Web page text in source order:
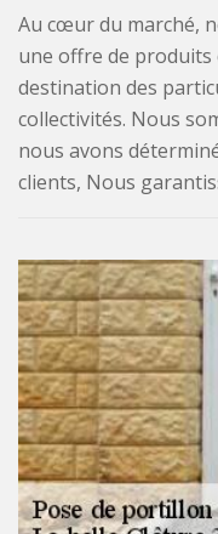
Au cœur du marché,
une offre de produits
destination des
collectivités. Nous
nous avons
clients, Nous